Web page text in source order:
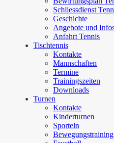
Schliessdienst
Geschichte
Angebote und
Anfahrt Tennis
Tischtennis
Kontakte
Mannschaften
Termine
Trainingszeiten
Downloads
Turnen
Kontakte
Kinderturnen
Sporteln